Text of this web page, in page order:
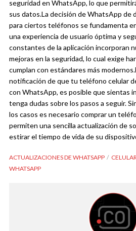
seguridad en WhatsApp, lo que
sus datos.La decisión de WhatsApp de
para ciertos teléfonos se fundamenta
una experiencia de usuario óptima y
constantes de la aplicación incorporan
mejoras en la seguridad, lo cual exige
cumplan con estándares más modernos.
notificación de que tu teléfono celular
con WhatsApp, es posible que sientas
tenga dudas sobre los pasos a seguir.
los casos es necesario comprar un
permiten una sencilla actualización de
estirar el tiempo de vida de su
ACTUALIZACIONES DE WHATSAPP
WHATSAPP